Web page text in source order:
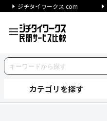
ジチタイワークス.com
カテゴリを探す